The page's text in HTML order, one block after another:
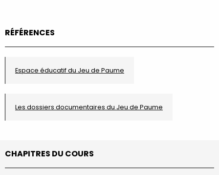
RÉFÉRENCES
Espace éducatif du Jeu de Paume
Les dossiers documentaires du Jeu de Paume
CHAPITRES DU COURS